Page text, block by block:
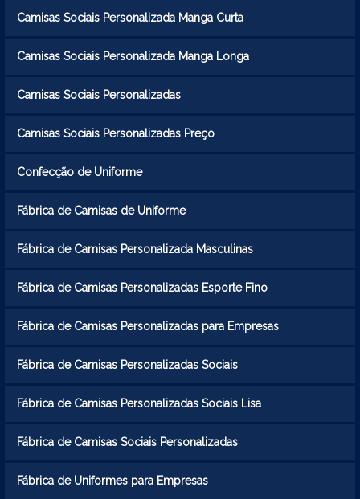
Camisas Sociais Personalizada Manga Curta
Camisas Sociais Personalizada Manga Longa
Camisas Sociais Personalizadas
Camisas Sociais Personalizadas Preço
Confecção de Uniforme
Fábrica de Camisas de Uniforme
Fábrica de Camisas Personalizada Masculinas
Fábrica de Camisas Personalizadas Esporte Fino
Fábrica de Camisas Personalizadas para Empresas
Fábrica de Camisas Personalizadas Sociais
Fábrica de Camisas Personalizadas Sociais Lisa
Fábrica de Camisas Sociais Personalizadas
Fábrica de Uniformes para Empresas